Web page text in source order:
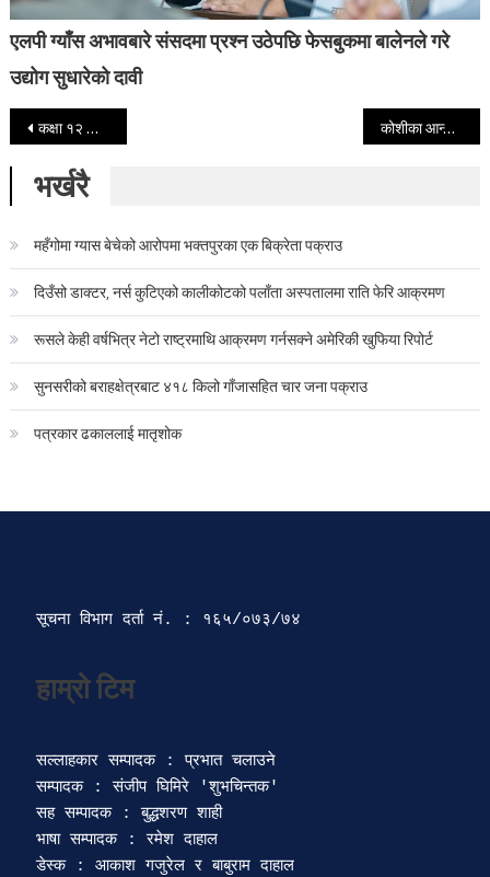
एलपी ग्याँस अभावबारे संसदमा प्रश्न उठेपछि फेसबुकमा बालेनले गरे
उद्योग सुधारेको दावी
Post navigation
कक्षा १२ को नतिजा: एक लाख चार सय ७१ जना ‘नन ग्रेडेड’, ४० परीक्षार्थीको परीक्षा रद्द कोशीका आन्तरिक मामिला मन्त्रीको निवासमा प्रहरीले मध्यराति किन हान्यो छापा ?
भर्खरै
महँगोमा ग्यास बेचेको आरोपमा भक्तपुरका एक बिक्रेता पक्राउ
दिउँसो डाक्टर, नर्स कुटिएको कालीकोटको पलाँता अस्पतालमा राति फेरि आक्रमण
रूसले केही वर्षभित्र नेटो राष्ट्रमाथि आक्रमण गर्नसक्ने अमेरिकी खुफिया रिपोर्ट
सुनसरीको बराहक्षेत्रबाट ४१८ किलो गाँजासहित चार जना पक्राउ
पत्रकार ढकाललाई मातृशोक
सूचना विभाग दर्ता‍ नं. : १६५/०७३/७४
हाम्रो टिम
सल्लाहकार सम्पादक : प्रभात चलाउने
सम्पादक : संजीप घिमिरे 'शुभचिन्तक'
सह सम्पादक : बुद्धशरण शाही
भाषा सम्पादक : रमेश दाहाल
डेस्क : आकाश गजुरेल र बाबुराम दाहाल